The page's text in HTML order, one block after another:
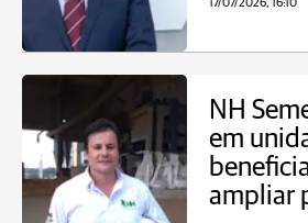
17/07/2026, 16:10
NH
em
ampliar